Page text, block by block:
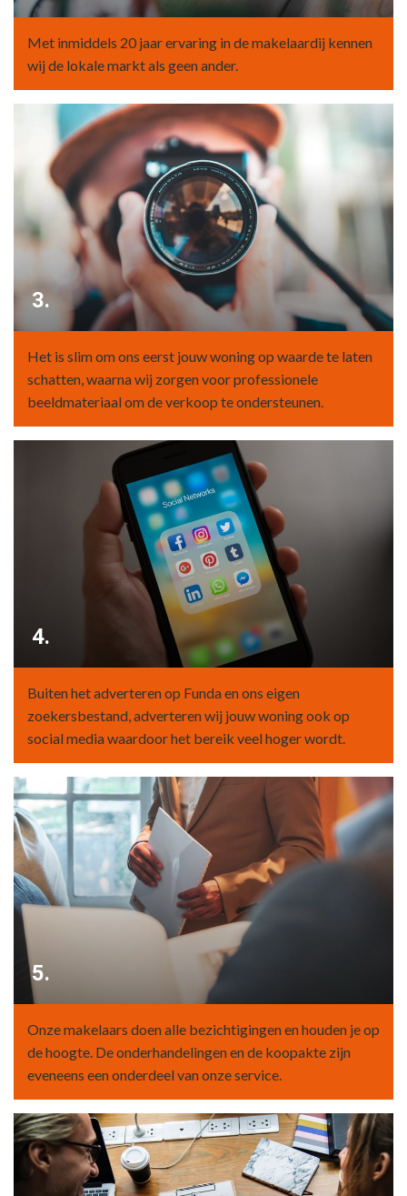
Met inmiddels 20 jaar ervaring in de makelaardij kennen
wij de lokale markt als geen ander.
3.
Het is slim om ons eerst jouw woning op waarde te laten
schatten, waarna wij zorgen voor professionele
beeldmateriaal om de verkoop te ondersteunen.
4.
Buiten het adverteren op Funda en ons eigen
zoekersbestand, adverteren wij jouw woning ook op
social media waardoor het bereik veel hoger wordt.
5.
Onze makelaars doen alle bezichtigingen en houden je op
de hoogte. De onderhandelingen en de koopakte zijn
eveneens een onderdeel van onze service.